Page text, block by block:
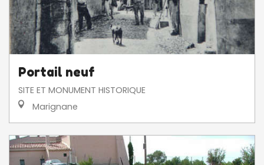
Portail neuf
SITE ET MONUMENT HISTORIQUE
Marignane